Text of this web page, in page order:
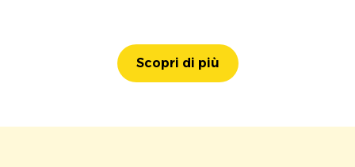
Scopri di più